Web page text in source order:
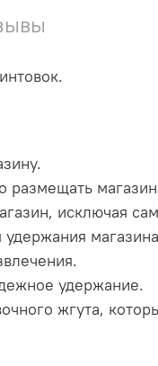
размещать
исключая
удержание.
жгута,